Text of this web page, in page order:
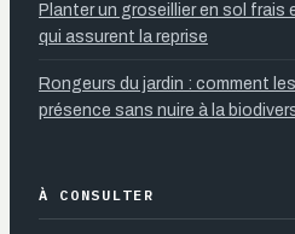
Planter un groseillier en sol frais
qui assurent la reprise
Rongeurs du jardin : comment
présence sans nuire à la
À CONSULTER